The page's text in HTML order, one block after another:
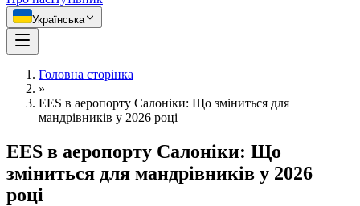
Українська
Головна сторінка
»
EES в аеропорту Салоніки: Що зміниться для
мандрівників у 2026 році
EES в аеропорту Салоніки: Що
зміниться для мандрівників у 2026
році